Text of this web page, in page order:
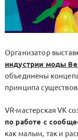
Организатор
индустрии моды
объединены
принципа
VR-мастерская VK
по работе с
как малым, так и